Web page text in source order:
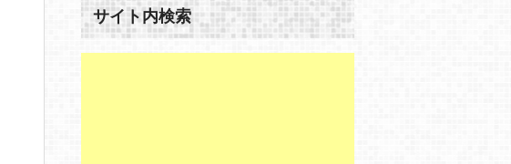
サイト内検索